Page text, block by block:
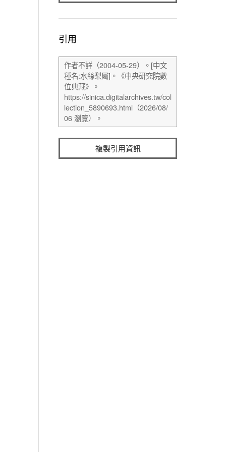
引用
複製引用資訊